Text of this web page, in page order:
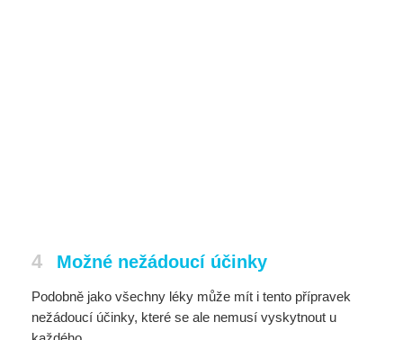
4 Možné nežádoucí účinky
Podobně jako všechny léky může mít i tento přípravek
nežádoucí účinky, které se ale nemusí vyskytnout u